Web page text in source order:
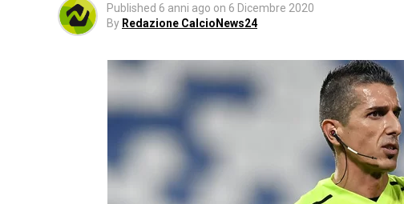
Published 6 anni ago on 6 Dicembre 2020
By Redazione CalcioNews24